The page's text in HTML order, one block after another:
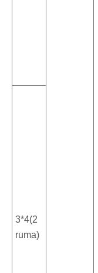
3*4(2
ruma)